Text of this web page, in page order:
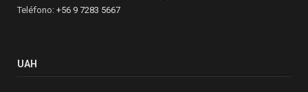
Teléfono: +56 9 7283 5667
UAH